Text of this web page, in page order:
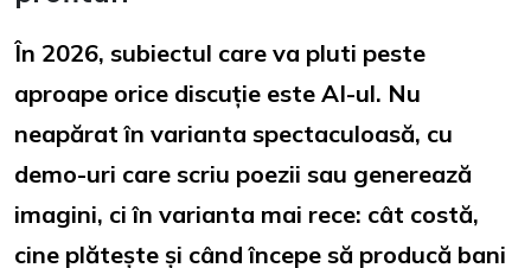
În 2026, subiectul care va pluti peste
aproape orice discuție este AI-ul. Nu
neapărat în varianta spectaculoasă, cu
demo-uri care scriu poezii sau generează
imagini, ci în varianta mai rece: cât costă,
cine plătește și când începe să producă bani